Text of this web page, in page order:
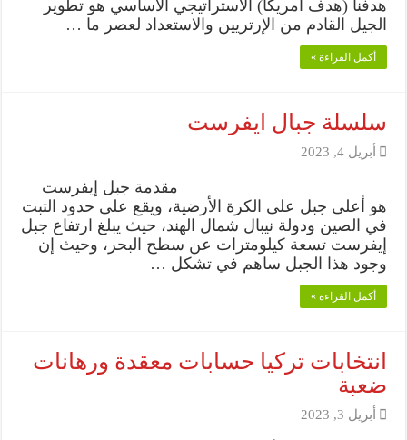
هدفنا (هدف امريكا) الاستراتيجي الأساسي هو تطوير
الجيل القادم من الإرتريين والاستعداد لعصر ما …
أكمل القراءة »
سلسلة جبال ايفرست
أبريل 4, 2023
مقدمة جبل إيفرست
هو أعلى جبل على الكرة الأرضية، ويقع على حدود التبت
في الصين ودولة نيبال شمال الهند، حيث يبلغ ارتفاع جبل
إيفرست تسعة كيلومترات عن سطح البحر، وحيث إن
وجود هذا الجبل ساهم في تشكل …
أكمل القراءة »
انتخابات تركيا حسابات معقدة ورهانات
ضعبة
أبريل 3, 2023